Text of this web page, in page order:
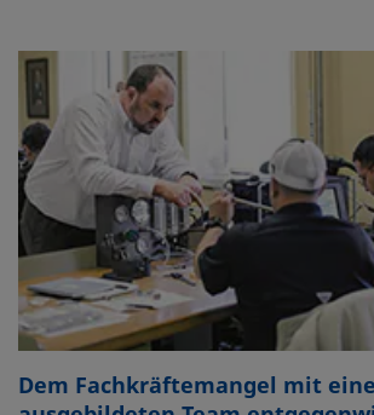
Dem Fachkräftemangel mit